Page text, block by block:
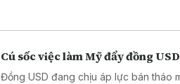
Cú sốc việc làm Mỹ đẩy đồng
Đồng USD đang chịu áp lực bán tháo